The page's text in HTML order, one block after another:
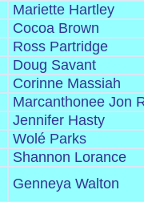
Mariette Hartley
Cocoa Brown
Ross Partridge
Doug Savant
Corinne Massiah
Marcanthonee Jon
Jennifer Hasty
Wolé Parks
Shannon Lorance
Genneya Walton